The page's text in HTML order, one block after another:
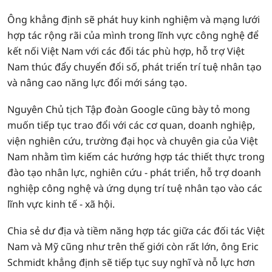
Ông khẳng định sẽ phát huy kinh nghiệm và mạng lưới
hợp tác rộng rãi của mình trong lĩnh vực công nghệ để
kết nối Việt Nam với các đối tác phù hợp, hỗ trợ Việt
Nam thúc đẩy chuyển đổi số, phát triển trí tuệ nhân tạo
và nâng cao năng lực đổi mới sáng tạo.
Nguyên Chủ tịch Tập đoàn Google cũng bày tỏ mong
muốn tiếp tục trao đổi với các cơ quan, doanh nghiệp,
viện nghiên cứu, trường đại học và chuyên gia của Việt
Nam nhằm tìm kiếm các hướng hợp tác thiết thực trong
đào tạo nhân lực, nghiên cứu - phát triển, hỗ trợ doanh
nghiệp công nghệ và ứng dụng trí tuệ nhân tạo vào các
lĩnh vực kinh tế - xã hội.
Chia sẻ dư địa và tiềm năng hợp tác giữa các đối tác Việt
Nam và Mỹ cũng như trên thế giới còn rất lớn, ông Eric
Schmidt khẳng định sẽ tiếp tục suy nghĩ và nỗ lực hơn